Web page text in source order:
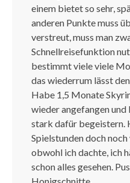
einem bietet so sehr,
anderen Punkte muss
verstreut, muss man
Schnellreisefunktion
bestimmt viele viele
das wiederrum lässt
Habe 1,5 Monate
wieder angefangen
stark dafür begeistern.
Spielstunden doch
obwohl ich dachte, ich
schon alles gesehen.
Honigschnitte.